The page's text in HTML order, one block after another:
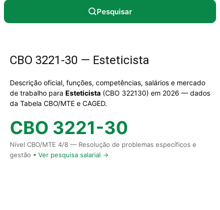
Pesquisar
CBO 3221-30 — Esteticista
Descrição oficial, funções, competências, salários e mercado
de trabalho para Esteticista (CBO 322130) em 2026 — dados
da Tabela CBO/MTE e CAGED.
CBO 3221-30
Nível CBO/MTE 4/8 — Resolução de problemas específicos e
gestão • Ver pesquisa salarial →